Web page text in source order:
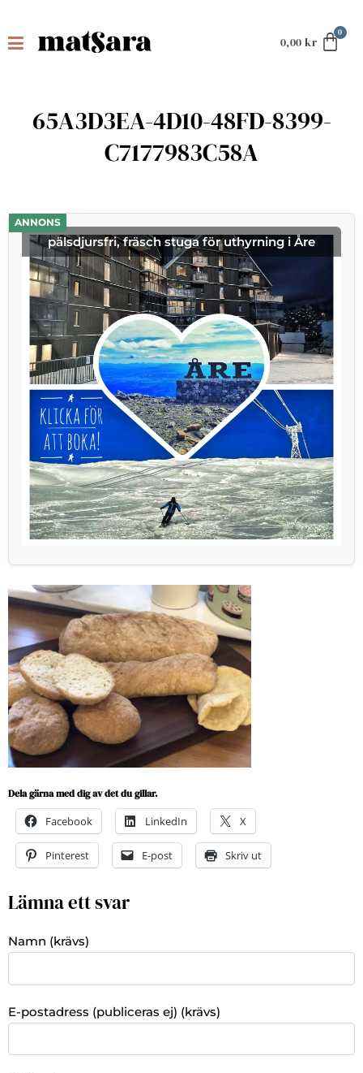
0,00 kr
65A3D3EA-4D10-48FD-8399-
C7177983C58A
ANNONS
pälsdjursfri, fräsch stuga för uthyrning i Åre
Dela gärna med dig av det du gillar.
Facebook LinkedIn X
Pinterest E-post Skriv ut
Lämna ett svar
Namn (krävs)
E-postadress (publiceras ej) (krävs)